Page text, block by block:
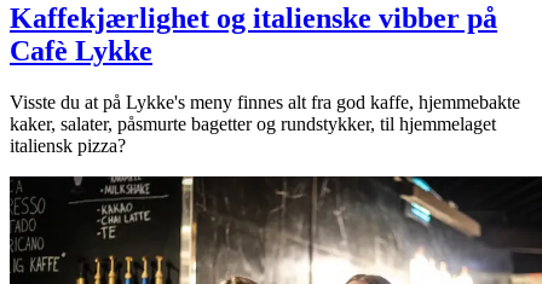
Kaffekjærlighet og italienske vibber på
Cafè Lykke
Visste du at på Lykke's meny finnes alt fra god kaffe, hjemmebakte
kaker, salater, påsmurte bagetter og rundstykker, til hjemmelaget
italiensk pizza?